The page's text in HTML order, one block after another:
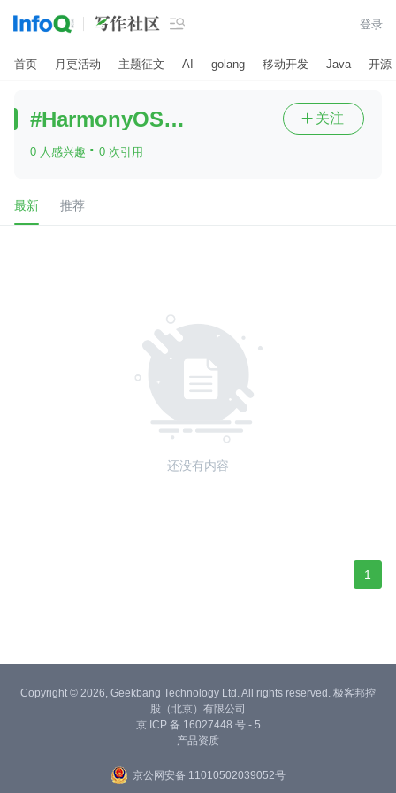
 登录
首页 月更活动 主题征文 AI golang 移动开发 Java 开源
#HarmonyOS领航者
0 人感兴趣 · 0 次引用
 关注
最新 推荐
还没有内容
1
Copyright © 2026, Geekbang Technology Ltd. All rights reserved. 极客邦控
股（北京）有限公司
京 ICP 备 16027448 号 - 5
产品资质
京公网安备 11010502039052号